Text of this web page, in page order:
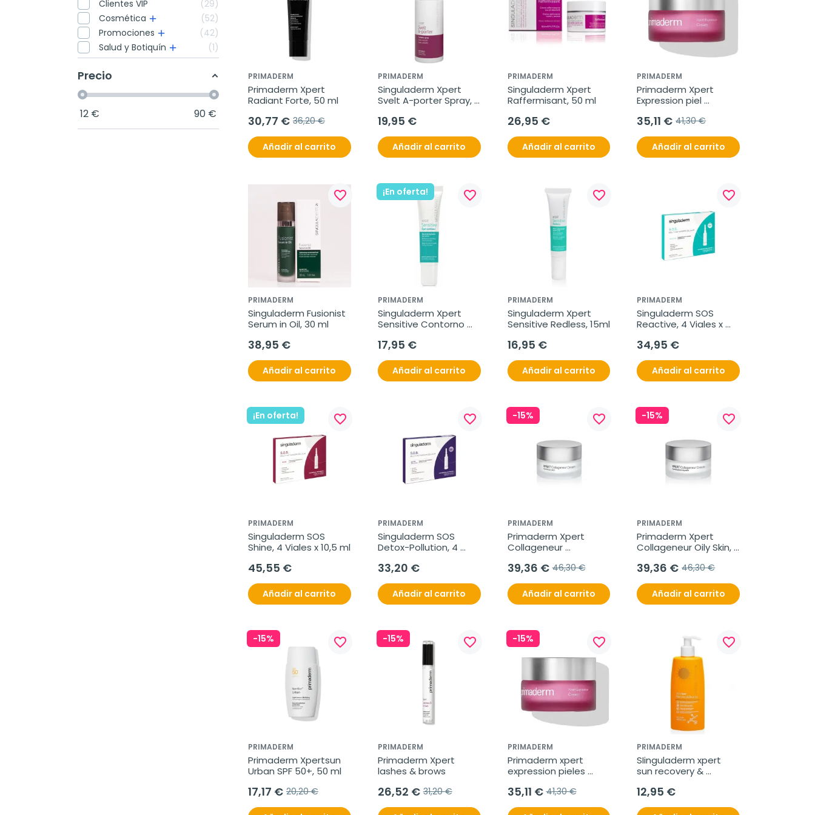
Clientes VIP
29
Cosmética
52
Promociones
42
Salud y Botiquín
1
Precio
12 € 90 €
PRIMADERM
Primaderm Xpert
Radiant Forte, 50 ml
30,77 € 36,20 €
Añadir al carrito
PRIMADERM
Singuladerm Xpert
Svelt A-porter Spray,
19,95 €
Añadir al carrito
PRIMADERM
Singuladerm Xpert
Raffermisant, 50 ml
26,95 €
Añadir al carrito
PRIMADERM
Primaderm Xpert
Expression piel
35,11 € 41,30 €
Añadir al carrito
favorite_border
PRIMADERM
Singuladerm Fusionist
Serum in Oil, 30 ml
38,95 €
Añadir al carrito
¡En oferta! favorite_border
PRIMADERM
Singuladerm Xpert
Sensitive Contorno
17,95 €
Añadir al carrito
favorite_border
PRIMADERM
Singuladerm Xpert
Sensitive Redless, 15ml
16,95 €
Añadir al carrito
favorite_border
PRIMADERM
Singuladerm SOS
Reactive, 4 Viales x
34,95 €
Añadir al carrito
¡En oferta! favorite_border
PRIMADERM
Singuladerm SOS
Shine, 4 Viales x 10,5 ml
45,55 €
Añadir al carrito
favorite_border
PRIMADERM
Singuladerm SOS
Detox-Pollution, 4
33,20 €
Añadir al carrito
-15% favorite_border
PRIMADERM
Primaderm Xpert
Collageneur
39,36 € 46,30 €
Añadir al carrito
-15% favorite_border
PRIMADERM
Primaderm Xpert
Collageneur Oily Skin,
39,36 € 46,30 €
Añadir al carrito
-15% favorite_border
PRIMADERM
Primaderm Xpertsun
Urban SPF 50+, 50 ml
17,17 € 20,20 €
-15% favorite_border
PRIMADERM
Primaderm Xpert
lashes & brows
26,52 € 31,20 €
-15% favorite_border
PRIMADERM
Primaderm xpert
expression pieles
35,11 € 41,30 €
favorite_border
PRIMADERM
SIinguladerm xpert
sun recovery &
12,95 €